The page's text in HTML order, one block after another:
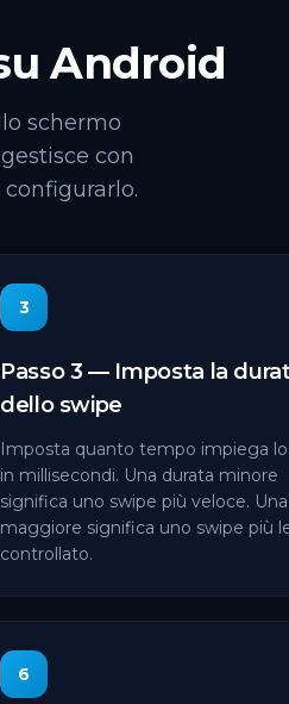
Android
schermo
con
3
Passo 3 — Imposta la
dello swipe
Imposta quanto tempo impiega
in millisecondi. Una durata minore
significa uno swipe più veloce.
maggiore significa uno swipe più
controllato.
6